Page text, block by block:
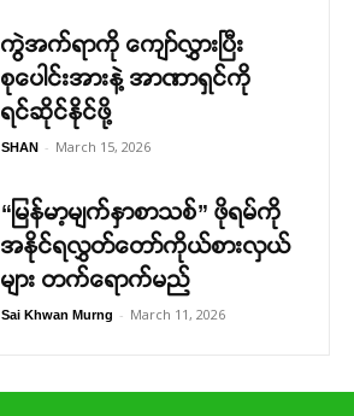
ကွဲအက်ရာကို ကျော်လွှားပြီး
စုပေါင်းအားနဲ့ အာဏာရှင်ကို
ရင်ဆိုင်နိုင်ဖို့
SHAN - March 15, 2026
“မြန်မာ့မျက်နှာစာသစ်” ဖိုရမ်ကို
အနိုင်ရလွှတ်တော်ကိုယ်စားလှယ်
များ တက်ရောက်မည်
Sai Khwan Murng - March 11, 2026